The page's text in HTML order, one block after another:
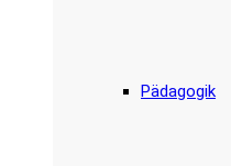
Pädagogik